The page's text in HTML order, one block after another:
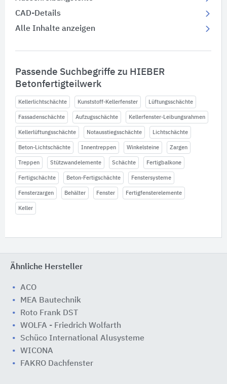
CAD-Details
Alle Inhalte anzeigen
Passende Suchbegriffe zu HIEBER
Betonfertigteilwerk
Kellerlichtschächte Kunststoff-Kellerfenster Lüftungsschächte
Fassadenschächte Aufzugsschächte Kellerfenster-Leibungsrahmen
Kellerlüftungsschächte Notausstiegsschächte Lichtschächte
Beton-Lichtschächte Innentreppen Winkelsteine Zargen
Treppen Stützwandelemente Schächte Fertigbalkone
Fertigschächte Beton-Fertigschächte Fenstersysteme
Fensterzargen Behälter Fenster Fertigfensterelemente
Keller
Ähnliche Hersteller
ACO
MEA Bautechnik
Roto Frank DST
WOLFA - Friedrich Wolfarth
Schüco International Alusysteme
WICONA
FAKRO Dachfenster